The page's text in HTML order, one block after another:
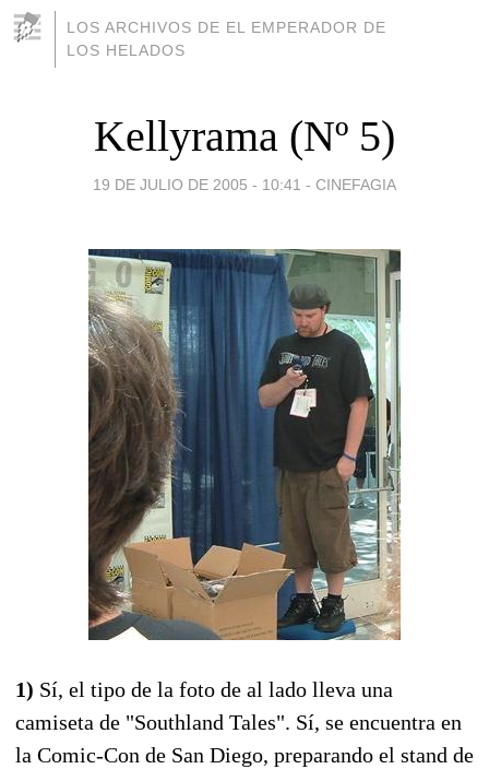
LOS ARCHIVOS DE EL EMPERADOR DE
LOS HELADOS
Kellyrama (Nº 5)
19 DE JULIO DE 2005 - 10:41 - CINEFAGIA
1) Sí, el tipo de la foto de al lado lleva una
camiseta de "Southland Tales". Sí, se encuentra en
la Comic-Con de San Diego, preparando el stand de